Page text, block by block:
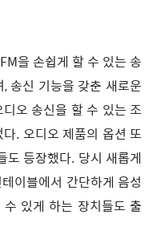
을 손쉽게 할 수 있는 송
송신 기능을 갖춘 새로운
오 송신을 할 수 있는 조
. 오디오 제품의 옵션 또
등장했다. 당시 새롭게
이블에서 간단하게 음성
있게 하는 장치들도 출